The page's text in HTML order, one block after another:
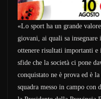
«Lo sport ha un grande
giovani, ai quali sa
ottenere risultati importanti e
sfide che la società ci pone
conquistato ne è prova ed è
squadra messo in campo con